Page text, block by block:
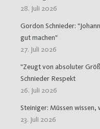
28. Juli 2026
Gordon Schnieder:
gut machen"
27. Juli 2026
"Zeugt von absoluter
Schnieder Respekt
26. Juli 2026
Steiniger: Müssen wissen,
23. Juli 2026